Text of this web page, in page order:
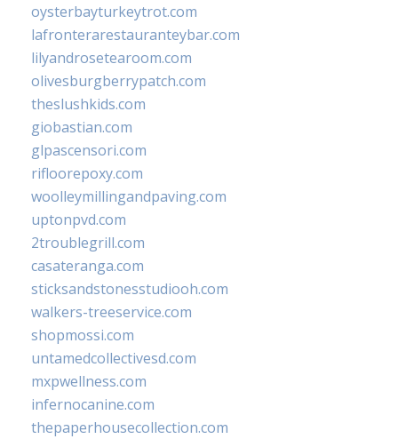
oysterbayturkeytrot.com
lafronterarestauranteybar.com
lilyandrosetearoom.com
olivesburgberrypatch.com
theslushkids.com
giobastian.com
glpascensori.com
rifloorepoxy.com
woolleymillingandpaving.com
uptonpvd.com
2troublegrill.com
casateranga.com
sticksandstonesstudiooh.com
walkers-treeservice.com
shopmossi.com
untamedcollectivesd.com
mxpwellness.com
infernocanine.com
thepaperhousecollection.com